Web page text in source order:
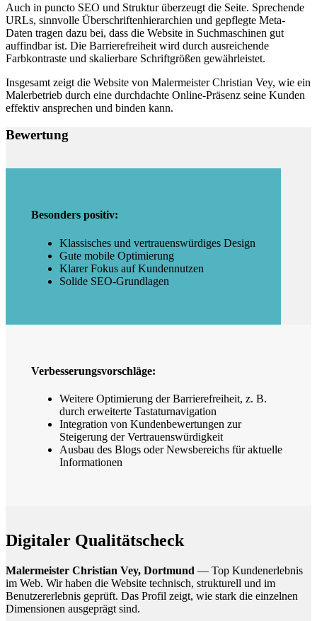
Auch in puncto SEO und Struktur überzeugt die Seite. Sprechende
URLs, sinnvolle Überschriftenhierarchien und gepflegte Meta-
Daten tragen dazu bei, dass die Website in Suchmaschinen gut
auffindbar ist. Die Barrierefreiheit wird durch ausreichende
Farbkontraste und skalierbare Schriftgrößen gewährleistet.
Insgesamt zeigt die Website von Malermeister Christian Vey, wie ein
Malerbetrieb durch eine durchdachte Online-Präsenz seine Kunden
effektiv ansprechen und binden kann.
Bewertung
Besonders positiv:
Klassisches und vertrauenswürdiges Design
Gute mobile Optimierung
Klarer Fokus auf Kundennutzen
Solide SEO-Grundlagen
Verbesserungsvorschläge:
Weitere Optimierung der Barrierefreiheit, z. B.
durch erweiterte Tastaturnavigation
Integration von Kundenbewertungen zur
Steigerung der Vertrauenswürdigkeit
Ausbau des Blogs oder Newsbereichs für aktuelle
Informationen
Digitaler Qualitätscheck
Malermeister Christian Vey, Dortmund — Top Kundenerlebnis
im Web. Wir haben die Website technisch, strukturell und im
Benutzererlebnis geprüft. Das Profil zeigt, wie stark die einzelnen
Dimensionen ausgeprägt sind.